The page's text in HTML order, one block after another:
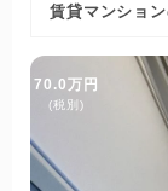
賃貸マンショ
70.0万円
(税別)